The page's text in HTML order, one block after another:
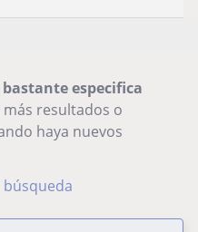
especifica
resultados o
haya nuevos